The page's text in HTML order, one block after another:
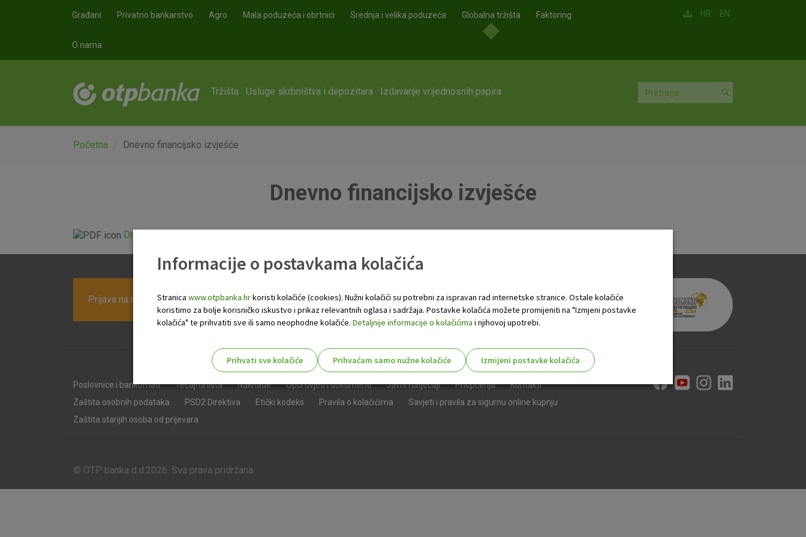
Građani Privatno bankarstvo Agro Mala poduzeća i obrtnici Srednja i velika poduzeća Globalna tržišta Faktoring
O nama
HR EN
Tržišta Usluge skrbništva i depozitara Izdavanje vrijednosnih papira
Početna Dnevno financijsko izvješće
Dnevno financijsko izvješće
Dnevno financijsko izvješće.pdf
Prijava na newsletter OTP banke
Poslovnice i bankomati Tečajna lista Naknade Opći uvjeti i dokumenti Javni natječaji Priopćenja
Kontakti
Zaštita osobnih podataka
PSD2 Direktiva Etički kodeks Pravila o kolačićima
Savjeti i pravila za sigurnu online kupnju
Zaštita starijih osoba od prijevara
© OTP banka d.d.2026. Sva prava pridržana.
Informacije o postavkama kolačića
Stranica www.otpbanka.hrkoristi kolačiće (cookies). Nužni kolačići su potrebni za ispravan rad internetske stranice. Ostale kolačiće
koristimo za bolje korisničko iskustvo i prikaz relevantnih oglasa i sadržaja. Postavke kolačića možete promijeniti na "Izmjeni postavke
kolačića" te prihvatiti sve ili samo neophodne kolačiće. Detaljnije informacije o kolačićima i njihovoj upotrebi.
Prihvati sve kolačiće Prihvaćam samo nužne kolačiće
Izmijeni postavke kolačića